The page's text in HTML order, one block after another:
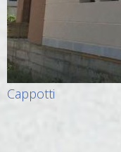
Cappotti